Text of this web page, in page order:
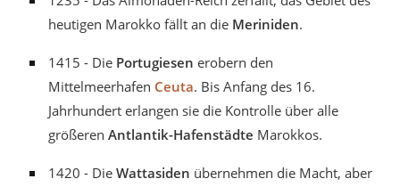
heutigen Marokko fällt an die Meriniden.
1415 - Die Portugiesen erobern den
Mittelmeerhafen Ceuta. Bis Anfang des 16.
Jahrhundert erlangen sie die Kontrolle über alle
größeren Antlantik-Hafenstädte Marokkos.
1420 - Die Wattasiden übernehmen die Macht, aber